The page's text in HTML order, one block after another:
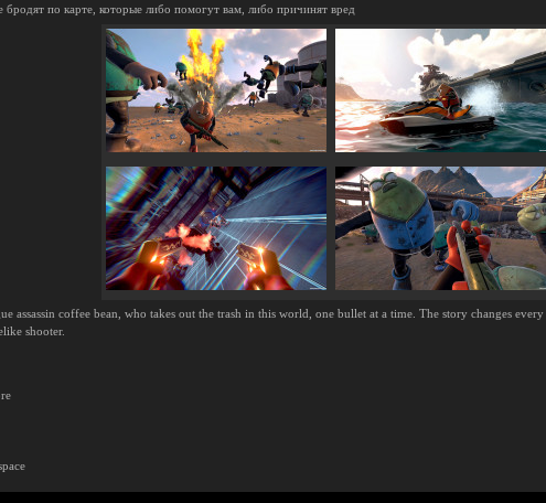
бродят по карте, которые либо помогут вам, либо причинят вред
assassin coffee bean, who takes out the trash in this world, one bullet at a time. The story changes
shooter.